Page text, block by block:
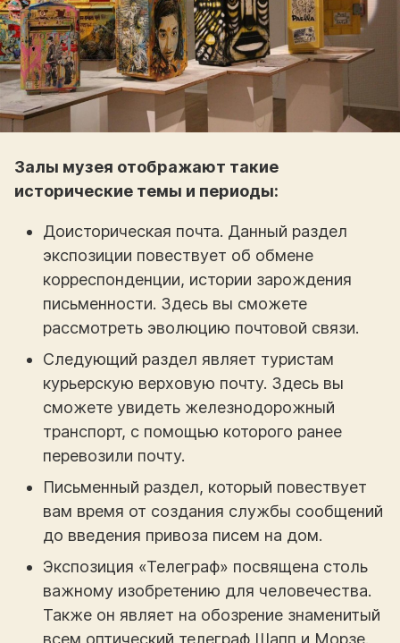
Залы музея отображают такие
исторические темы и периоды:
Доисторическая почта. Данный раздел
экспозиции повествует об обмене
корреспонденции, истории зарождения
письменности. Здесь вы сможете
рассмотреть эволюцию почтовой связи.
Следующий раздел являет туристам
курьерскую верховую почту. Здесь вы
сможете увидеть железнодорожный
транспорт, с помощью которого ранее
перевозили почту.
Письменный раздел, который повествует
вам время от создания службы сообщений
до введения привоза писем на дом.
Экспозиция «Телеграф» посвящена столь
важному изобретению для человечества.
Также он являет на обозрение знаменитый
всем оптический телеграф Шапп и Морзе.